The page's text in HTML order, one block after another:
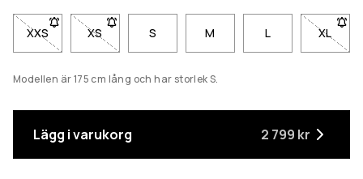
XXS- Storlek XXS är inte tillgänglig. Klicka för att bli meddelad
XS- Storlek XS är inte tillgänglig. Klicka för att bli
S M L XL
-
Modellen är 175 cm lång och har storlek S.
Lägg i varukorg 2 799 kr